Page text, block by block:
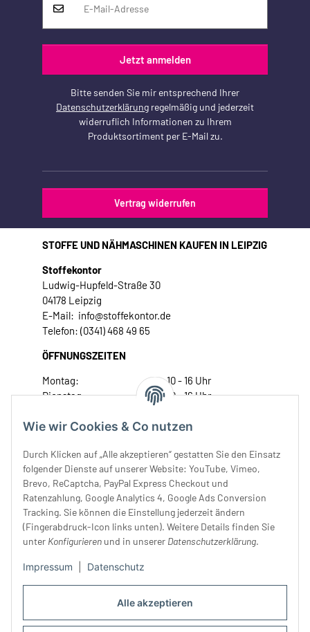
Alle akzeptieren
Wie wir Cookies & Co nutzen
Durch Klicken auf „Alle akzeptieren“ gestatten Sie den Einsatz
folgender Dienste auf unserer Website: YouTube, Vimeo,
Brevo, ReCaptcha, PayPal Express Checkout und
Ratenzahlung, Google Analytics 4, Google Ads Conversion
Tracking. Sie können die Einstellung jederzeit ändern
(Fingerabdruck-Icon links unten). Weitere Details finden Sie
unter Konfigurieren und in unserer Datenschutzerklärung.
Impressum Datenschutz
Jetzt anmelden
Bitte senden Sie mir entsprechend Ihrer
Datenschutzerklärung regelmäßig und jederzeit
widerruflich Informationen zu Ihrem
Produktsortiment per E-Mail zu.
Vertrag widerrufen
STOFFE UND NÄHMASCHINEN KAUFEN IN LEIPZIG
Stoffekontor
Ludwig-Hupfeld-Straße 30
04178 Leipzig
E-Mail: info@stoffekontor.de
Telefon: (0341) 468 49 65
ÖFFNUNGSZEITEN
Montag:
10 - 16 Uhr
Dienstag:
10 - 16 Uhr
Donnerstag:
10 - 18 Uhr
Samstag:
10 - 14 Uhr
Unser Service
Rechtliches